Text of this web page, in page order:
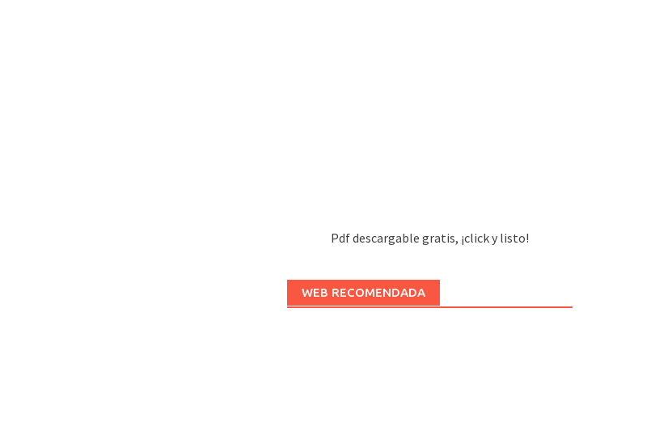
Pdf descargable gratis, ¡click y listo!
WEB RECOMENDADA